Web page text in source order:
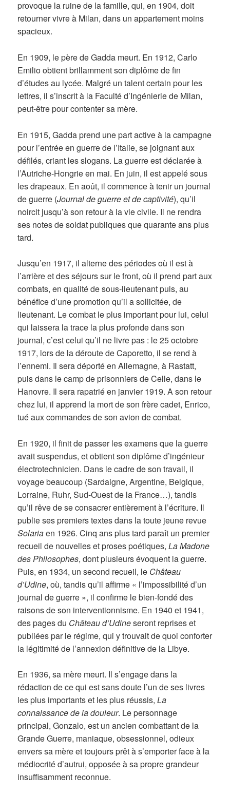
provoque la ruine de la famille, qui, en 1904, doit
retourner vivre à Milan, dans un appartement moins
spacieux.
En 1909, le père de Gadda meurt. En 1912, Carlo
Emilio obtient brillamment son diplôme de fin
d’études au lycée. Malgré un talent certain pour les
lettres, il s’inscrit à la Faculté d’Ingénierie de Milan,
peut-être pour contenter sa mère.
En 1915, Gadda prend une part active à la campagne
pour l’entrée en guerre de l’Italie, se joignant aux
défilés, criant les slogans. La guerre est déclarée à
l’Autriche-Hongrie en mai. En juin, il est appelé sous
les drapeaux. En août, il commence à tenir un journal
de guerre (Journal de guerre et de captivité), qu’il
noircit jusqu’à son retour à la vie civile. Il ne rendra
ses notes de soldat publiques que quarante ans plus
tard.
Jusqu’en 1917, il alterne des périodes où il est à
l’arrière et des séjours sur le front, où il prend part aux
combats, en qualité de sous-lieutenant puis, au
bénéfice d’une promotion qu’il a sollicitée, de
lieutenant. Le combat le plus important pour lui, celui
qui laissera la trace la plus profonde dans son
journal, c’est celui qu’il ne livre pas : le 25 octobre
1917, lors de la déroute de Caporetto, il se rend à
l’ennemi. Il sera déporté en Allemagne, à Rastatt,
puis dans le camp de prisonniers de Celle, dans le
Hanovre. Il sera rapatrié en janvier 1919. A son retour
chez lui, il apprend la mort de son frère cadet, Enrico,
tué aux commandes de son avion de combat.
En 1920, il finit de passer les examens que la guerre
avait suspendus, et obtient son diplôme d’ingénieur
électrotechnicien. Dans le cadre de son travail, il
voyage beaucoup (Sardaigne, Argentine, Belgique,
Lorraine, Ruhr, Sud-Ouest de la France…), tandis
qu’il rêve de se consacrer entièrement à l’écriture. Il
publie ses premiers textes dans la toute jeune revue
Solariaen 1926. Cinq ans plus tard paraît un premier
recueil de nouvelles et proses poétiques,La Madone
des Philosophes, dont plusieurs évoquent la guerre.
Puis, en 1934, un second recueil, le Château
d’Udine, où, tandis qu’il affirme « l’impossibilité d’un
journal de guerre », il confirme le bien-fondé des
raisons de son interventionnisme. En 1940 et 1941,
des pages du Château d’Udineseront reprises et
publiées par le régime, qui y trouvait de quoi conforter
la légitimité de l’annexion définitive de la Libye.
En 1936, sa mère meurt. Il s’engage dans la
rédaction de ce qui est sans doute l’un de ses livres
les plus importants et les plus réussis,La
connaissance dela douleur. Le personnage
principal, Gonzalo, est un ancien combattant de la
Grande Guerre, maniaque, obsessionnel, odieux
envers sa mère et toujours prêt à s’emporter face à la
médiocrité d’autrui, opposée à sa propre grandeur
insuffisamment reconnue.